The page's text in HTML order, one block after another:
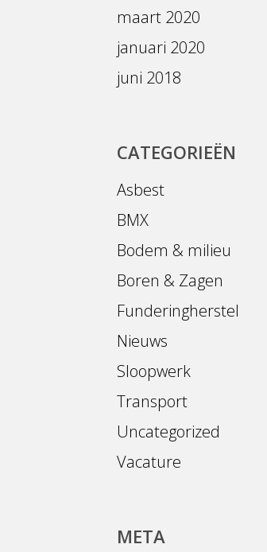
maart 2020
januari 2020
juni 2018
CATEGORIEËN
Asbest
BMX
Bodem & milieu
Boren & Zagen
Funderingherstel
Nieuws
Sloopwerk
Transport
Uncategorized
Vacature
META